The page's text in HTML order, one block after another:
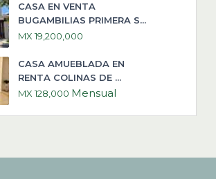
CASA EN VENTA
BUGAMBILIAS PRIMERA S...
MX 19,200,000
CASA AMUEBLADA EN
RENTA COLINAS DE ...
MX 128,000 Mensual